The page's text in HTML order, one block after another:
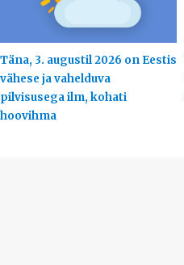
Täna, 3. augustil 2026 on Eestis
vähese ja vahelduva
pilvisusega ilm, kohati
hoovihma